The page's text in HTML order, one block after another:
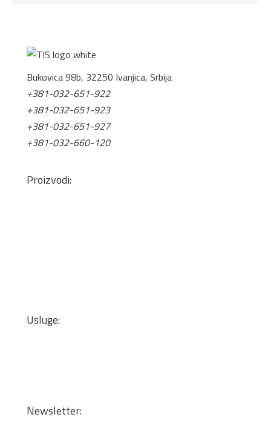
Bukovica 98b, 32250 Ivanjica, Srbija
+381-032-651-922
+381-032-651-923
+381-032-651-927
+381-032-660-120
Proizvodi:
Usluge:
Newsletter: